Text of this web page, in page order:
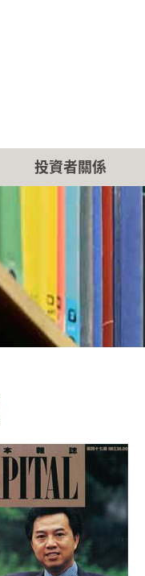
投資者關係